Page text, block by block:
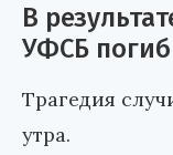
В
УФСБ
Трагедия
утра.